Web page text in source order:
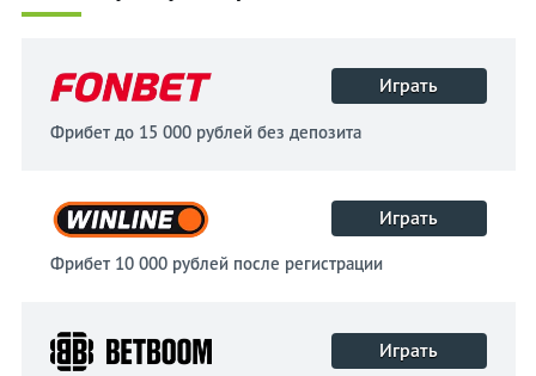
Играть
Фрибет до 15 000 рублей без депозита
Играть
Фрибет 10 000 рублей после регистрации
Играть